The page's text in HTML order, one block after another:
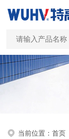
当前位置：首页